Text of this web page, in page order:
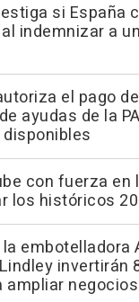
si España
indemnizar a
el pago
ayudas de la
con fuerza en
los históricos
embotelladora
invertirán
ampliar negocios